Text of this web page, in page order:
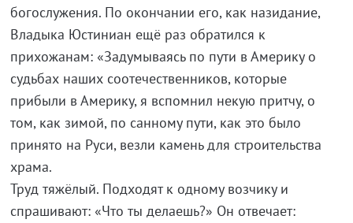
богослужения. По окончании его, как назидание,
Владыка Юстиниан ещё раз обратился к
прихожанам: «Задумываясь по пути в Америку о
судьбах наших соотечественников, которые
прибыли в Америку, я вспомнил некую притчу, о
том, как зимой, по санному пути, как это было
принято на Руси, везли камень для строительства
храма.
Труд тяжёлый. Подходят к одному возчику и
спрашивают: «Что ты делаешь?» Он отвечает: